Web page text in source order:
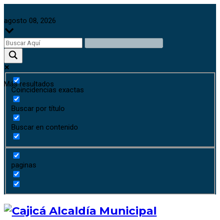
agosto 08, 2026
Más resultados
Coincidencias exactas
Buscar por título
Buscar en contenido
paginas